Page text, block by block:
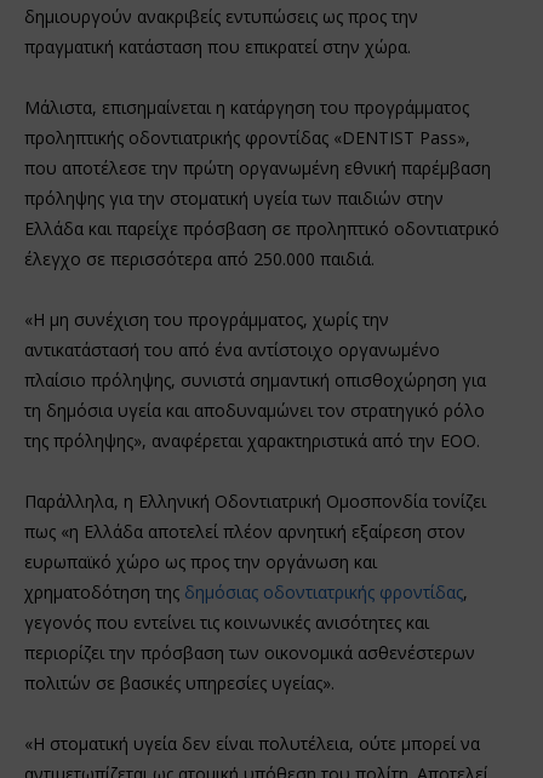
δημιουργούν ανακριβείς εντυπώσεις ως προς την
πραγματική κατάσταση που επικρατεί στην χώρα.
Μάλιστα, επισημαίνεται η κατάργηση του προγράμματος
προληπτικής οδοντιατρικής φροντίδας «DENTIST Pass»,
που αποτέλεσε την πρώτη οργανωμένη εθνική παρέμβαση
πρόληψης για την στοματική υγεία των παιδιών στην
Ελλάδα και παρείχε πρόσβαση σε προληπτικό οδοντιατρικό
έλεγχο σε περισσότερα από 250.000 παιδιά.
«Η μη συνέχιση του προγράμματος, χωρίς την
αντικατάστασή του από ένα αντίστοιχο οργανωμένο
πλαίσιο πρόληψης, συνιστά σημαντική οπισθοχώρηση για
τη δημόσια υγεία και αποδυναμώνει τον στρατηγικό ρόλο
της πρόληψης», αναφέρεται χαρακτηριστικά από την ΕΟΟ.
Παράλληλα, η Ελληνική Οδοντιατρική Ομοσπονδία τονίζει
πως «η Ελλάδα αποτελεί πλέον αρνητική εξαίρεση στον
ευρωπαϊκό χώρο ως προς την οργάνωση και
χρηματοδότηση της δημόσιας οδοντιατρικής φροντίδας,
γεγονός που εντείνει τις κοινωνικές ανισότητες και
περιορίζει την πρόσβαση των οικονομικά ασθενέστερων
πολιτών σε βασικές υπηρεσίες υγείας».
«Η στοματική υγεία δεν είναι πολυτέλεια, ούτε μπορεί να
αντιμετωπίζεται ως ατομική υπόθεση του πολίτη. Αποτελεί